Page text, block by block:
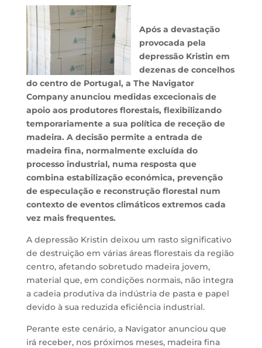
Após a devastação
provocada pela
depressão Kristin em
dezenas de concelhos
do centro de Portugal, a The Navigator
Companyanunciou medidas excecionais de
apoio aos produtores florestais, flexibilizando
temporariamente a sua política de receção de
madeira. A decisão permite a entrada de
madeira fina, normalmente excluída do
processo industrial, numa resposta que
combina estabilização económica, prevenção
de especulação e reconstrução florestal num
contexto de eventos climáticos extremos cada
vez mais frequentes.
A depressão Kristin deixou um rasto significativo
de destruição em várias áreas florestais da região
centro, afetando sobretudo madeira jovem,
material que, em condições normais, não integra
a cadeia produtiva da indústria de pasta e papel
devido à sua reduzida eficiência industrial.
Perante este cenário, a Navigator anunciou que
irá receber, nos próximos meses, madeira fina